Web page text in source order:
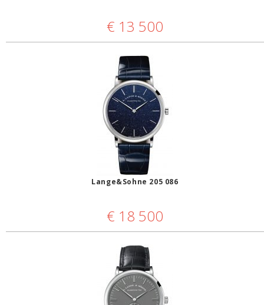
€ 13 500
Lange&Sohne 205 086
€ 18 500